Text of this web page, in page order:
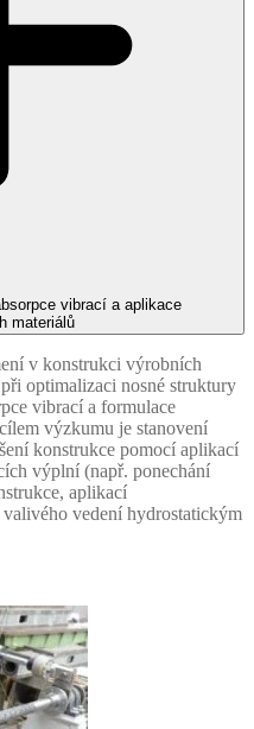
vibrací a aplikace
materiálů
v konstrukci výrobních
optimalizaci nosné struktury
vibrací a formulace
výzkumu je stanovení
konstrukce pomocí aplikací
výplní (např. ponechání
aplikací
vedení hydrostatickým